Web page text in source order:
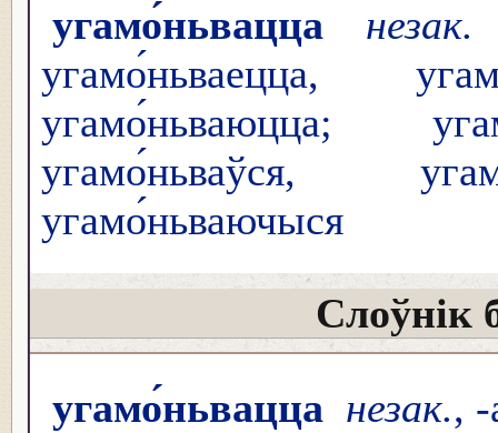
угамо́ньвацца незак.
угамо́ньваецца,
угамо́ньваюцца;
угамо́ньваўся,
угамо́ньваючыся
Слоўнік
угамо́ньвацца незак.,